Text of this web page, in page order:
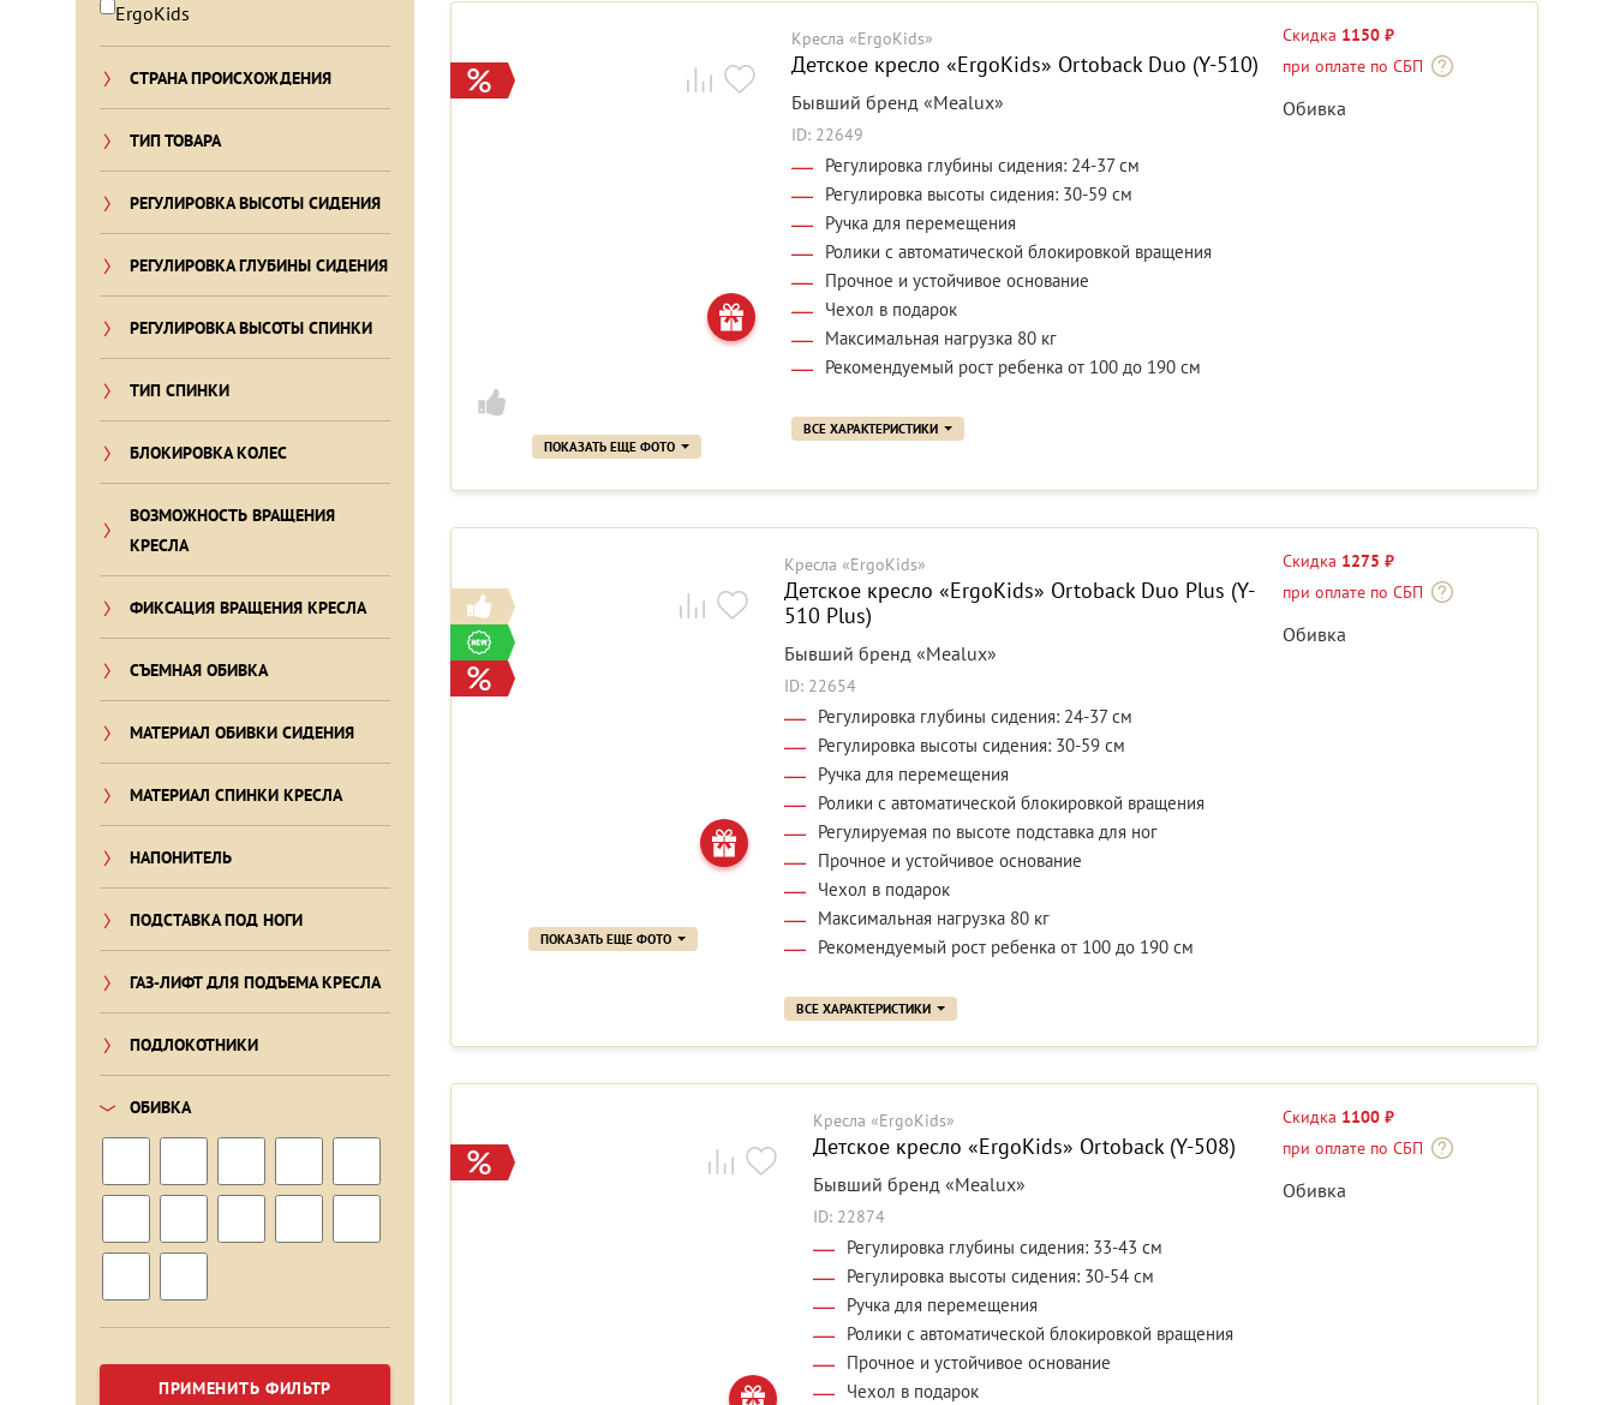
ErgoKids
СТРАНА ПРОИСХОЖДЕНИЯ
ТИП ТОВАРА
РЕГУЛИРОВКА ВЫСОТЫ СИДЕНИЯ
РЕГУЛИРОВКА ГЛУБИНЫ СИДЕНИЯ
РЕГУЛИРОВКА ВЫСОТЫ СПИНКИ
ТИП СПИНКИ
БЛОКИРОВКА КОЛЕС
ВОЗМОЖНОСТЬ ВРАЩЕНИЯ
КРЕСЛА
ФИКСАЦИЯ ВРАЩЕНИЯ КРЕСЛА
СЪЕМНАЯ ОБИВКА
МАТЕРИАЛ ОБИВКИ СИДЕНИЯ
МАТЕРИАЛ СПИНКИ КРЕСЛА
НАПОНИТЕЛЬ
ПОДСТАВКА ПОД НОГИ
ГАЗ-ЛИФТ ДЛЯ ПОДЪЕМА КРЕСЛА
ПОДЛОКОТНИКИ
ОБИВКА
ПРИМЕНИТЬ ФИЛЬТР
ПОКАЗАТЬ ЕЩЕ ФОТО
Кресла «ErgoKids»
Детское кресло «ErgoKids» Ortoback Duo (Y-510)
Бывший бренд «Mealux»
ID: 22649
Регулировка глубины сидения: 24-37 см
Регулировка высоты сидения: 30-59 см
Ручка для перемещения
Ролики с автоматической блокировкой вращения
Прочное и устойчивое основание
Чехол в подарок
Максимальная нагрузка 80 кг
Рекомендуемый рост ребенка от 100 до 190 см
ВСЕ ХАРАКТЕРИСТИКИ
Скидка 1150 ₽
при оплате по СБП
Обивка
ПОКАЗАТЬ ЕЩЕ ФОТО
Кресла «ErgoKids»
Детское кресло «ErgoKids» Ortoback Duo Plus (Y-
510 Plus)
Бывший бренд «Mealux»
ID: 22654
Регулировка глубины сидения: 24-37 см
Регулировка высоты сидения: 30-59 см
Ручка для перемещения
Ролики с автоматической блокировкой вращения
Регулируемая по высоте подставка для ног
Прочное и устойчивое основание
Чехол в подарок
Максимальная нагрузка 80 кг
Рекомендуемый рост ребенка от 100 до 190 см
ВСЕ ХАРАКТЕРИСТИКИ
Скидка 1275 ₽
при оплате по СБП
Обивка
Кресла «ErgoKids»
Детское кресло «ErgoKids» Ortoback (Y-508)
Бывший бренд «Mealux»
ID: 22874
Регулировка глубины сидения: 33-43 см
Регулировка высоты сидения: 30-54 см
Ручка для перемещения
Ролики с автоматической блокировкой вращения
Прочное и устойчивое основание
Чехол в подарок
Скидка 1100 ₽
при оплате по СБП
Обивка